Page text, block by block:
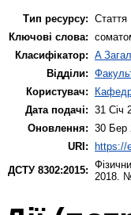
Тип ресурсу: Стаття
Ключові слова:
Класифікатор: A
Відділи:
Користувач:
Дата подачі: 31 Січ
Оновлення: 30 Бер
URI: https://
ДСТУ 8302:2015:
2018.